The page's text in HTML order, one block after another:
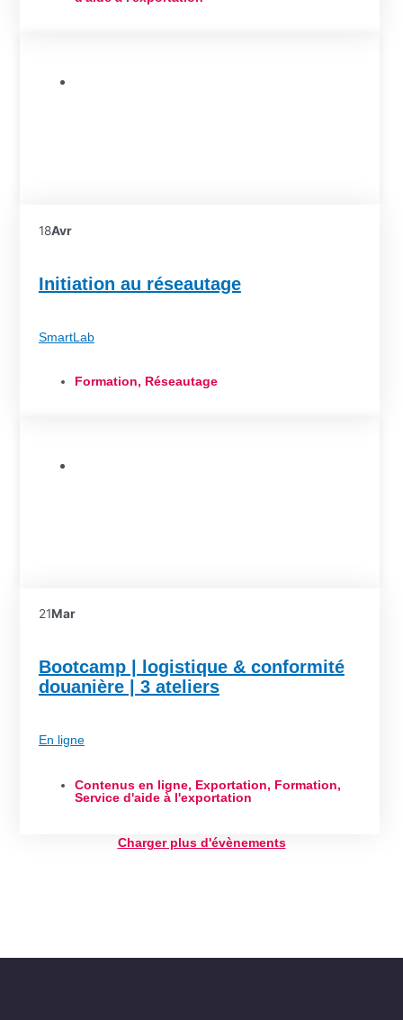
18Avr
Initiation au réseautage
SmartLab
Formation, Réseautage
21Mar
Bootcamp | logistique & conformité
douanière | 3 ateliers
En ligne
Contenus en ligne, Exportation, Formation,
Service d'aide à l'exportation
Charger plus d'évènements